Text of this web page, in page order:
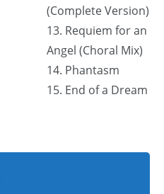
(Complete Version)
13. Requiem for an
Angel (Choral Mix)
14. Phantasm
15. End of a Dream